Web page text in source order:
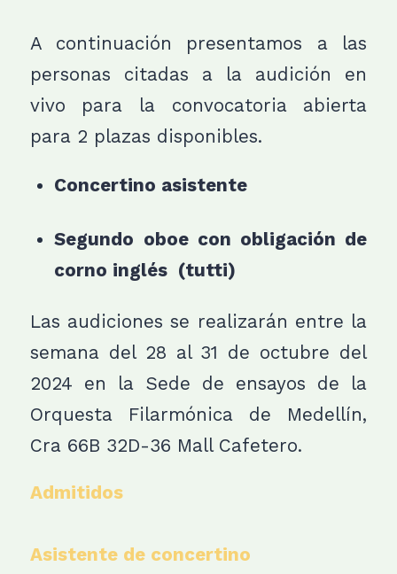
A continuación presentamos a las
personas citadas a la audición en
vivo para la convocatoria abierta
para 2 plazas disponibles.
Concertino asistente
Segundo oboe con obligación de
corno inglés (tutti)
Las audiciones se realizarán entre la
semana del 28 al 31 de octubre del
2024 en la Sede de ensayos de la
Orquesta Filarmónica de Medellín,
Cra 66B 32D-36 Mall Cafetero.
Admitidos
Asistente de concertino